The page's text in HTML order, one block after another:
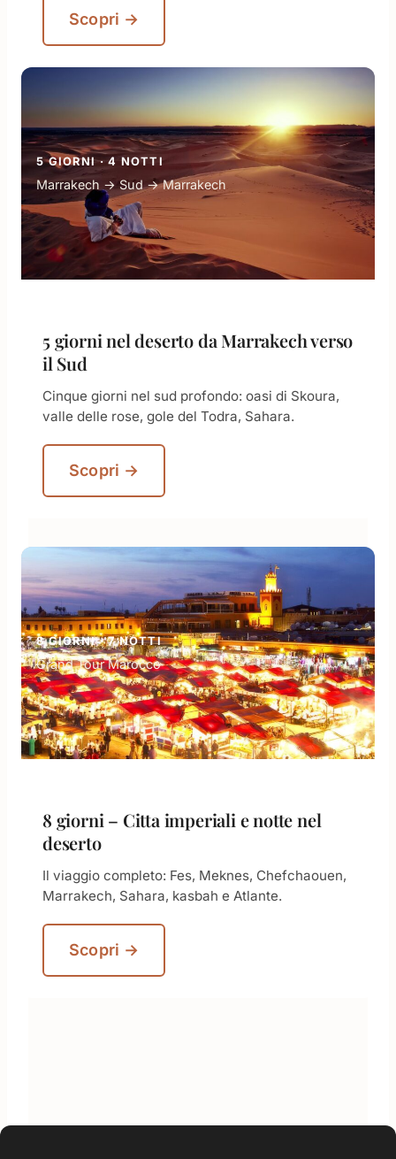
Scopri →
5 GIORNI · 4 NOTTI
Marrakech → Sud → Marrakech
5 giorni nel deserto da Marrakech verso
il Sud
Cinque giorni nel sud profondo: oasi di Skoura,
valle delle rose, gole del Todra, Sahara.
Scopri →
8 GIORNI · 7 NOTTI
Grand Tour Marocco
8 giorni – Citta imperiali e notte nel
deserto
Il viaggio completo: Fes, Meknes, Chefchaouen,
Marrakech, Sahara, kasbah e Atlante.
Scopri →